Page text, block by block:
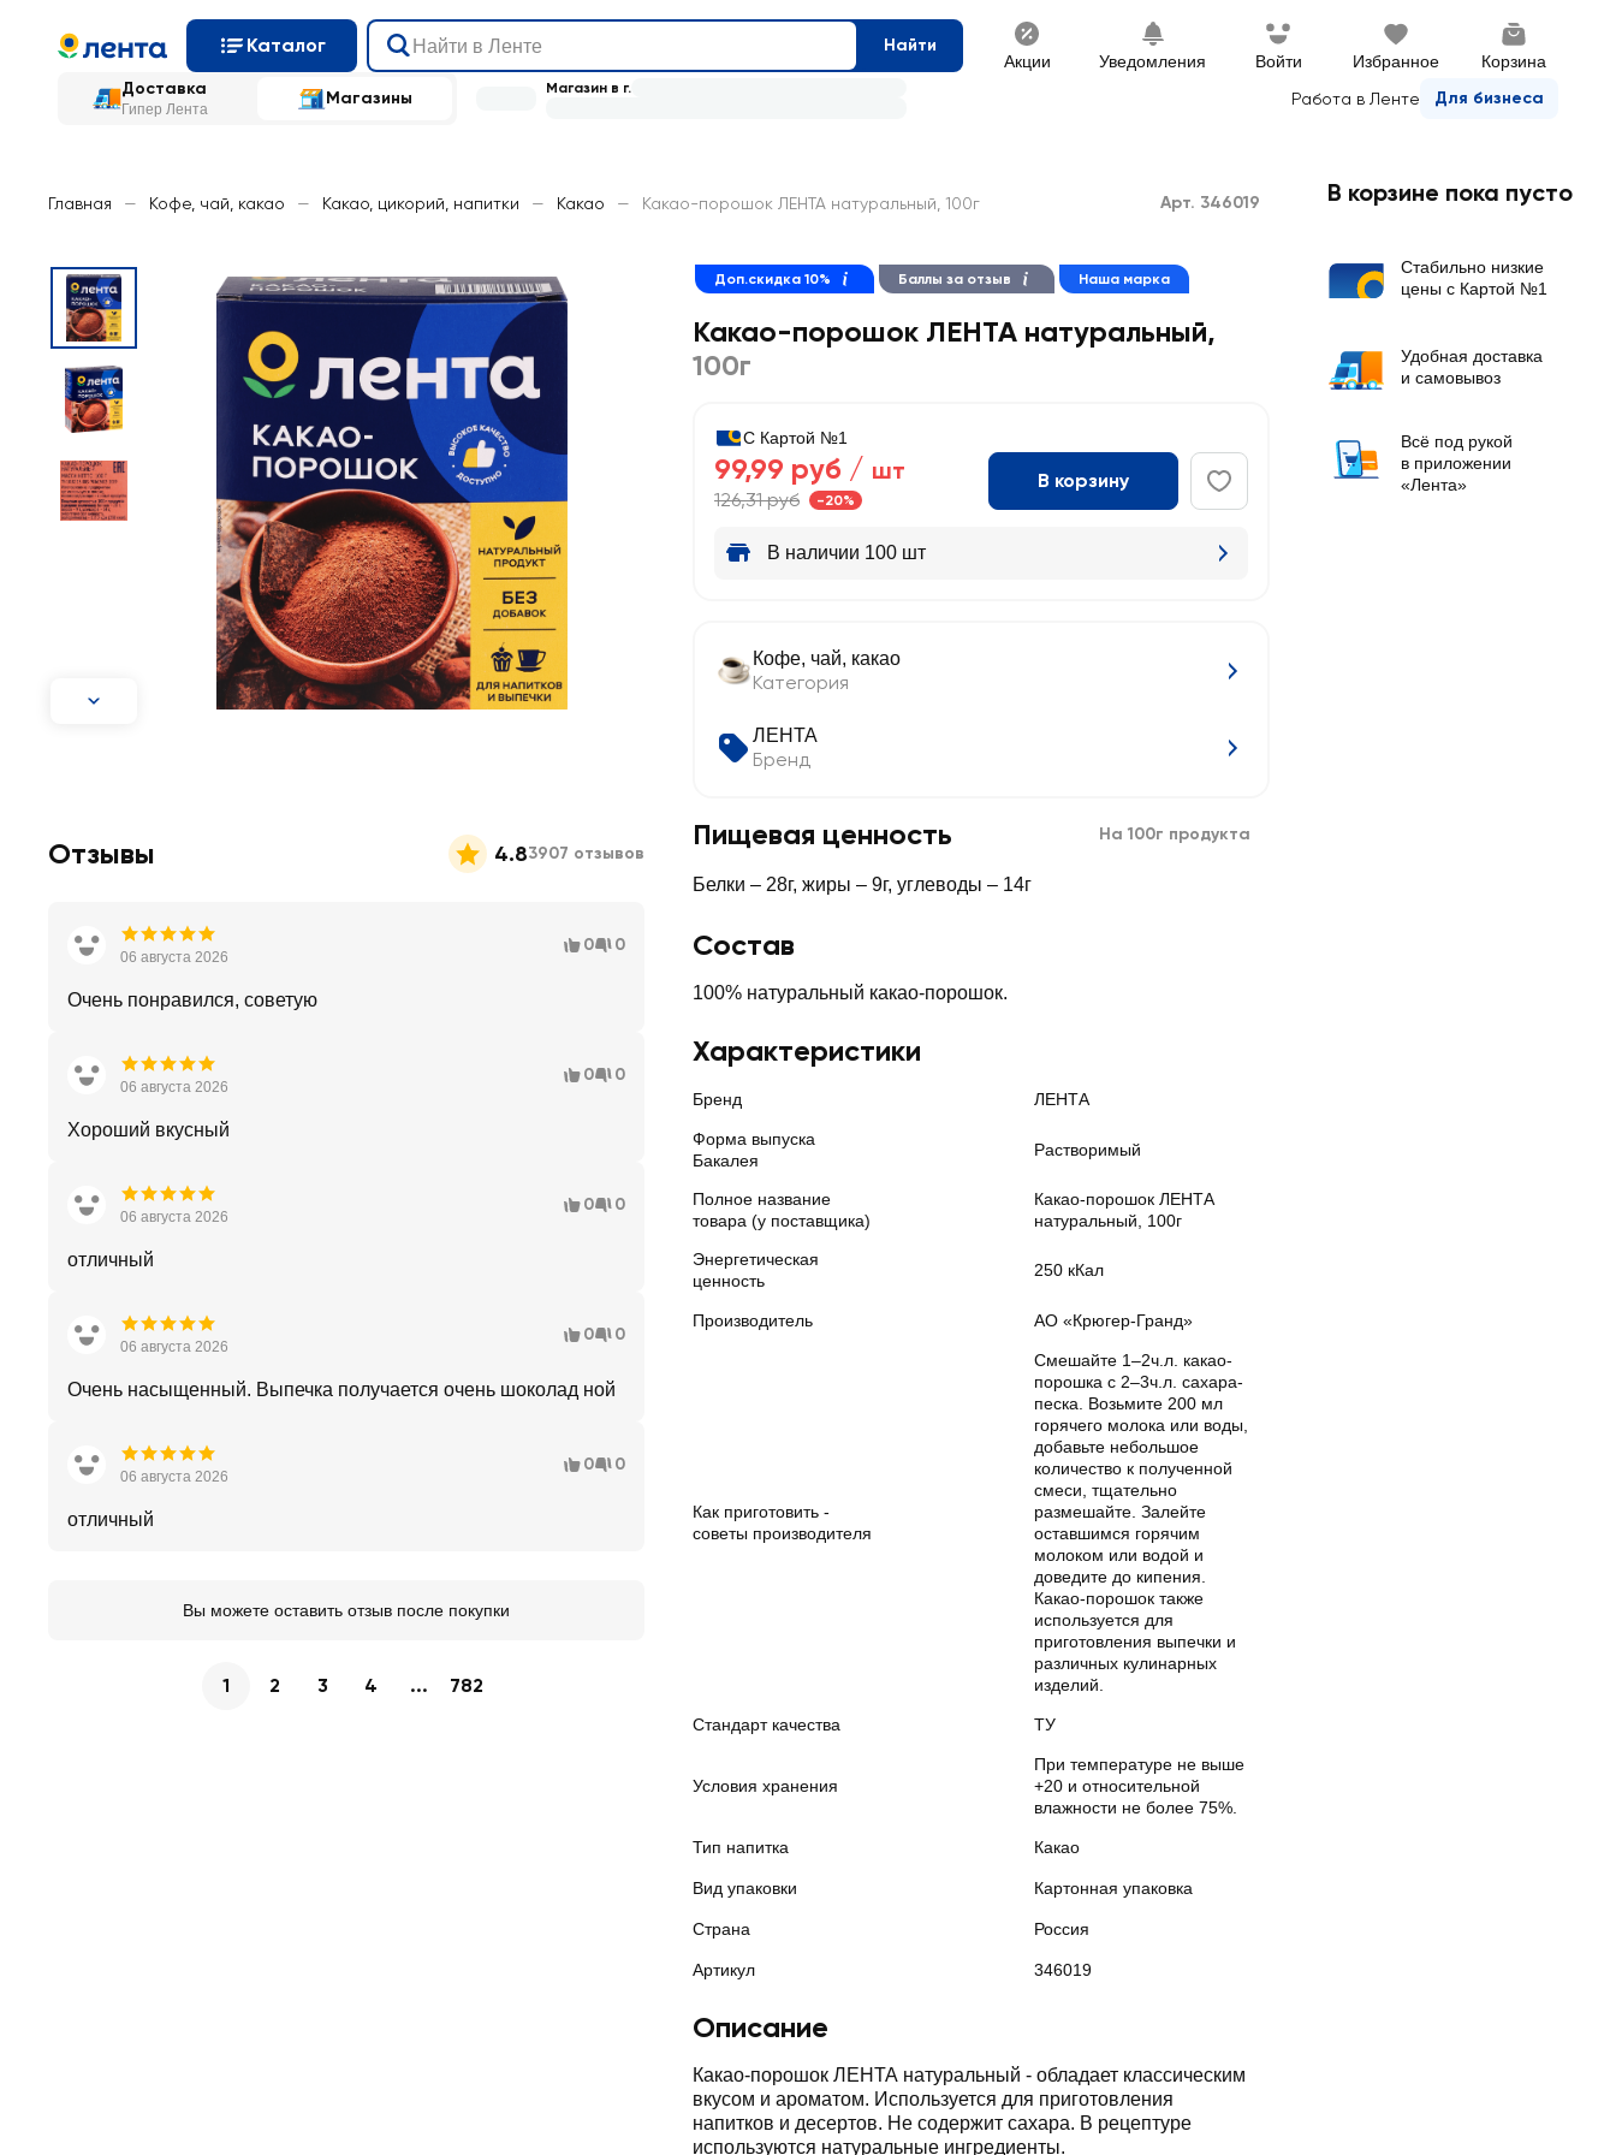
Каталог Найти
Акции Уведомления Войти Избранное Корзина
Доставка
Гипер Лента
Магазины Работа в Ленте Для бизнеса
Магазин в г.
Главная — Кофе, чай, какао — Какао, цикорий, напитки — Какао — Какао-порошок ЛЕНТА натуральный, 100г Арт. 346019
Доп.скидка 10% Баллы за отзыв Наша марка
Какао-порошок ЛЕНТА натуральный,
100г
С Картой №1
99,99 руб / шт
126,31 руб -20%
В корзину
В наличии 100 шт
Кофе, чай, какао
Категория
ЛЕНТА
Бренд
Пищевая ценность На 100г продукта
Белки – 28г, жиры – 9г, углеводы – 14г
Состав
100% натуральный какао-порошок.
Характеристики
Бренд ЛЕНТА
Форма выпуска
Бакалея
Растворимый
Полное название
товара (у поставщика)
Какао-порошок ЛЕНТА
натуральный, 100г
Энергетическая
ценность
250 кКал
Производитель АО «Крюгер-Гранд»
Как приготовить -
советы производителя
Смешайте 1–2ч.л. какао-
порошка с 2–3ч.л. сахара-
песка. Возьмите 200 мл
горячего молока или воды,
добавьте небольшое
количество к полученной
смеси, тщательно
размешайте. Залейте
оставшимся горячим
молоком или водой и
доведите до кипения.
Какао-порошок также
используется для
приготовления выпечки и
различных кулинарных
изделий.
Стандарт качества ТУ
Условия хранения
При температуре не выше
+20 и относительной
влажности не более 75%.
Тип напитка Какао
Вид упаковки Картонная упаковка
Страна Россия
Артикул 346019
Описание
Какао-порошок ЛЕНТА натуральный - обладает классическим
вкусом и ароматом. Используется для приготовления
напитков и десертов. Не содержит сахара. В рецептуре
используются натуральные ингредиенты.
Отзывы 4.83907 отзывов
06 августа 2026
0 0
Очень понравился, советую
06 августа 2026
0 0
Хороший вкусный
06 августа 2026
0 0
отличный
06 августа 2026
0 0
Очень насыщенный. Выпечка получается очень шоколад ной
06 августа 2026
0 0
отличный
Вы можете оставить отзыв после покупки
1 2 3 4 ... 782
В корзине пока пусто
Стабильно низкие
цены с Картой №1
Удобная доставка
и самовывоз
Всё под рукой
в приложении
«Лента»